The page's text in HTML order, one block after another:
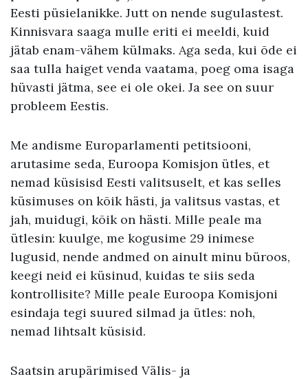
Eesti püsielanikke. Jutt on nende sugulastest.
Kinnisvara saaga mulle eriti ei meeldi, kuid
jätab enam-vähem külmaks. Aga seda, kui õde ei
saa tulla haiget venda vaatama, poeg oma isaga
hüvasti jätma, see ei ole okei. Ja see on suur
probleem Eestis.
Me andisme Europarlamenti petitsiooni,
arutasime seda, Euroopa Komisjon ütles, et
nemad küsisisd Eesti valitsuselt, et kas selles
küsimuses on kõik hästi, ja valitsus vastas, et
jah, muidugi, kõik on hästi. Mille peale ma
ütlesin: kuulge, me kogusime 29 inimese
lugusid, nende andmed on ainult minu büroos,
keegi neid ei küsinud, kuidas te siis seda
kontrollisite? Mille peale Euroopa Komisjoni
esindaja tegi suured silmad ja ütles: noh,
nemad lihtsalt küsisid.
Saatsin arupärimised Välis- ja